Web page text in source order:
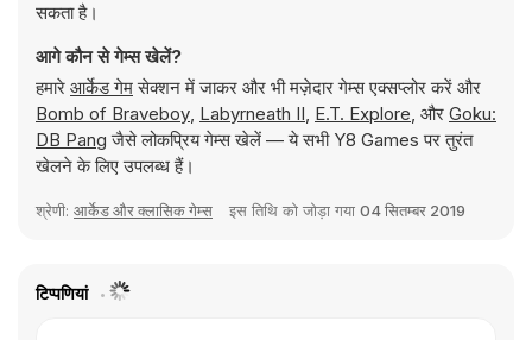
सकता है।
आगे कौन से गेम्स खेलें?
हमारे आर्केड गेमसेक्शन में जाकर और भी मज़ेदार गेम्स एक्सप्लोर करें और
Bomb of Braveboy, Labyrneath II, E.T. Explore, और Goku:
DB Pang जैसे लोकप्रिय गेम्स खेलें — ये सभी Y8 Games पर तुरंत
खेलने के लिए उपलब्ध हैं।
श्रेणी: आर्केड और क्लासिक गेम्स इस तिथि को जोड़ा गया 04 सितम्बर 2019
टिप्पणियां